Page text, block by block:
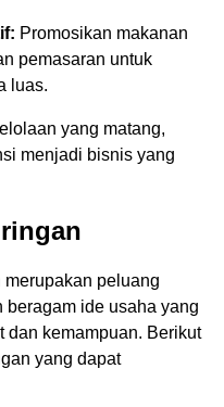
Promosikan makanan
pemasaran untuk
luas.
yang matang,
menjadi bisnis yang
peluang
ide usaha yang
dan kemampuan. Berikut
yang dapat